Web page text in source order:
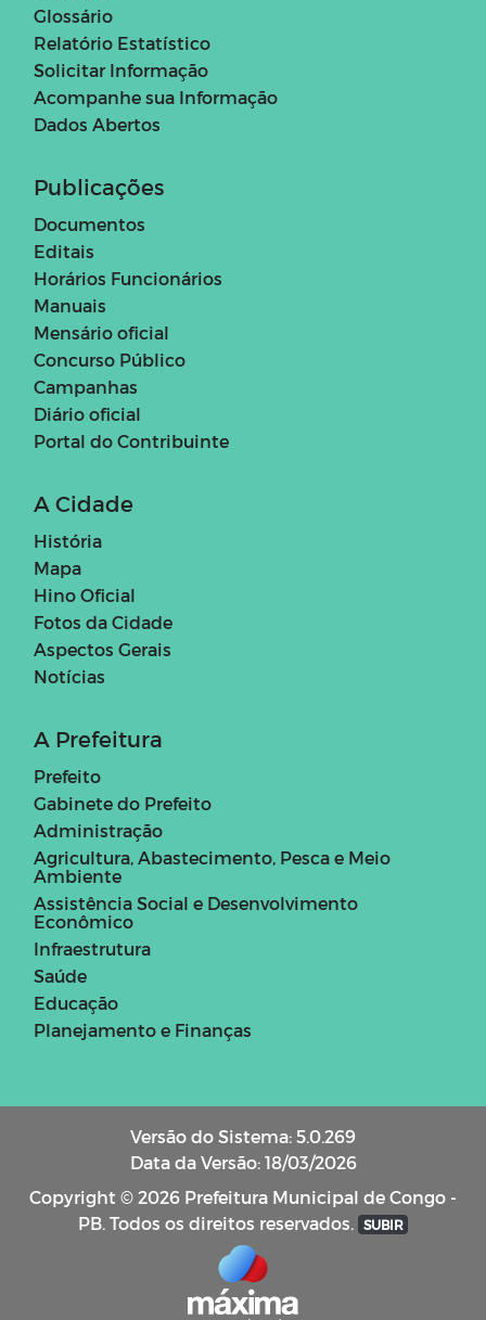
Glossário
Relatório Estatístico
Solicitar Informação
Acompanhe sua Informação
Dados Abertos
Publicações
Documentos
Editais
Horários Funcionários
Manuais
Mensário oficial
Concurso Público
Campanhas
Diário oficial
Portal do Contribuinte
A Cidade
História
Mapa
Hino Oficial
Fotos da Cidade
Aspectos Gerais
Notícias
A Prefeitura
Prefeito
Gabinete do Prefeito
Administração
Agricultura, Abastecimento, Pesca e Meio
Ambiente
Assistência Social e Desenvolvimento
Econômico
Infraestrutura
Saúde
Educação
Planejamento e Finanças
Versão do Sistema: 5.0.269
Data da Versão: 18/03/2026
Copyright © 2026 Prefeitura Municipal de Congo -
PB. Todos os direitos reservados.
SUBIR